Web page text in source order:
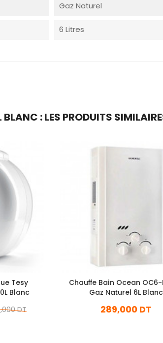
Gaz Naturel
6 Litres
: LES PRODUITS
Tesy
Blanc
DT
Chauffe Bain Ocean
Gaz Naturel 6L Blanc
289,000 DT